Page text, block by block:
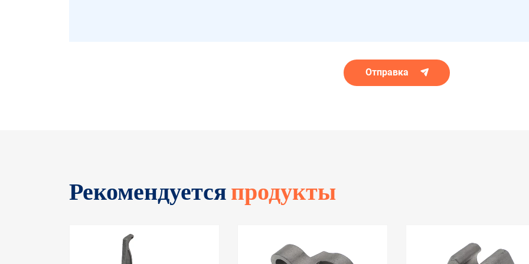
Отправка
Рекомендуется продукты